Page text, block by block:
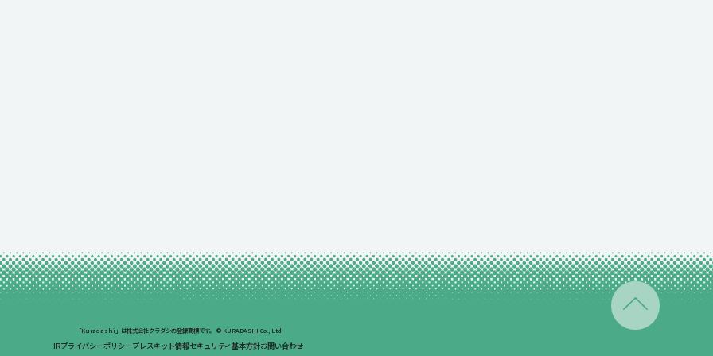
「Kuradashi」は株式会社クラダシの登録商標です。 © KURADASHI Co., Ltd
IRプライバシーポリシープレスキット情報セキュリティ基本方針お問い合わせ